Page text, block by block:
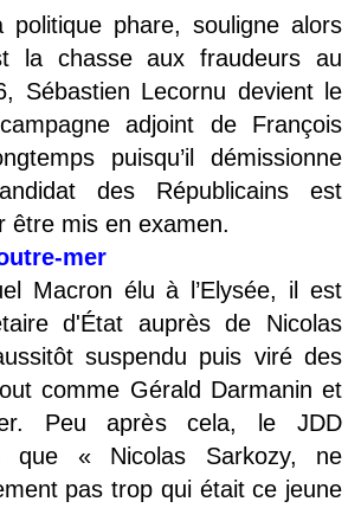
politique phare, souligne alors
la chasse aux fraudeurs au
Sébastien Lecornu devient le
adjoint de François
puisqu’il démissionne
des Républicains est
être mis en examen.
mer
Macron élu à l’Elysée, il est
d'État auprès de Nicolas
suspendu puis viré des
comme Gérald Darmanin et
Peu après cela, le JDD
que « Nicolas Sarkozy, ne
pas trop qui était ce jeune